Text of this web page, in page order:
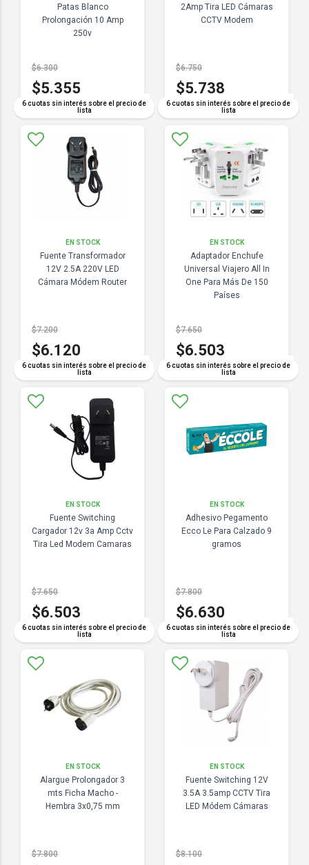
Patas Blanco
Prolongación 10 Amp
250v
6 cuotas sin interés sobre el precio de
lista
$6.300
$5.355
COMPARAR
2Amp Tira LED Cámaras
CCTV Modem
6 cuotas sin interés sobre el precio de
lista
$6.750
$5.738
COMPARAR
EN STOCK
Fuente Transformador
12V 2.5A 220V LED
Cámara Módem Router
6 cuotas sin interés sobre el precio de
lista
$7.200
$6.120
COMPARAR
EN STOCK
Adaptador Enchufe
Universal Viajero All In
One Para Más De 150
Países
6 cuotas sin interés sobre el precio de
lista
$7.650
$6.503
COMPARAR
EN STOCK
Fuente Switching
Cargador 12v 3a Amp Cctv
Tira Led Modem Camaras
6 cuotas sin interés sobre el precio de
lista
$7.650
$6.503
COMPARAR
EN STOCK
Adhesivo Pegamento
Ecco Le Para Calzado 9
gramos
6 cuotas sin interés sobre el precio de
lista
$7.800
$6.630
COMPARAR
EN STOCK
Alargue Prolongador 3
mts Ficha Macho -
Hembra 3x0,75 mm
$7.800
EN STOCK
Fuente Switching 12V
3.5A 3.5amp CCTV Tira
LED Módem Cámaras
$8.100